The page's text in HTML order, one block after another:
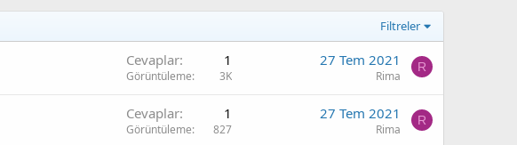
Filtreler
Cevaplar 1
Görüntüleme 3K
27 Tem 2021
Rima
R
Cevaplar 1
Görüntüleme 827
27 Tem 2021
Rima
R